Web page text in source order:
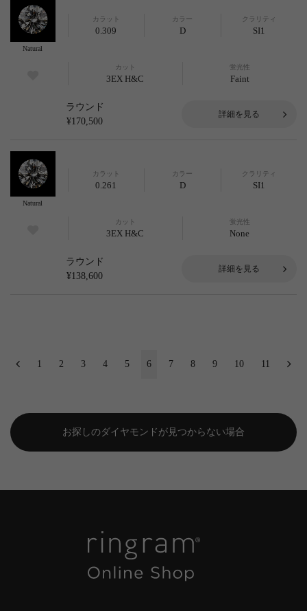
Natural
カラット
0.309
カラー
D
クラリティ
SI1
カット
3EX H&C
蛍光性
Faint
ラウンド
¥170,500
詳細を見る
Natural
カラット
0.261
カラー
D
クラリティ
SI1
カット
3EX H&C
蛍光性
None
ラウンド
¥138,600
詳細を見る
1 2 3 4 5 6 7 8 9 10 11
お探しのダイヤモンドが見つからない場合